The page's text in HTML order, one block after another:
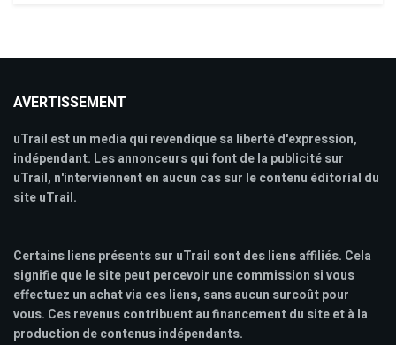
AVERTISSEMENT
uTrail est un media qui revendique sa liberté d'expression,
indépendant. Les annonceurs qui font de la publicité sur
uTrail, n'interviennent en aucun cas sur le contenu éditorial du
site uTrail.
Certains liens présents sur uTrail sont des liens affiliés. Cela
signifie que le site peut percevoir une commission si vous
effectuez un achat via ces liens, sans aucun surcoût pour
vous. Ces revenus contribuent au financement du site et à la
production de contenus indépendants.